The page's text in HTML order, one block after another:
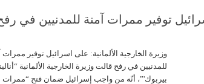
توفير ممرات آمنة للمدنيين في
وزيرة الخارجية الألمانية: على اسرائيل توفير ممرات
للمدنيين في رفح قالت وزيرة الخارجية الألمانية
بيربوك'”، أنّه من واجب إسرائيل ضمان فتح “ممرات